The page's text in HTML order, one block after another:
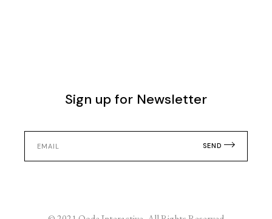
Sign up for Newsletter
SEND